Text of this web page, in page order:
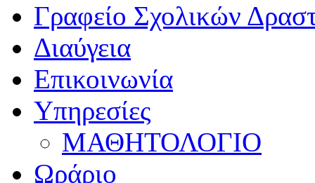
Γραφείο Σχολικών
Διαύγεια
Επικοινωνία
Υπηρεσίες
ΜΑΘΗΤΟΛΟΓΙΟ
Ωράριο